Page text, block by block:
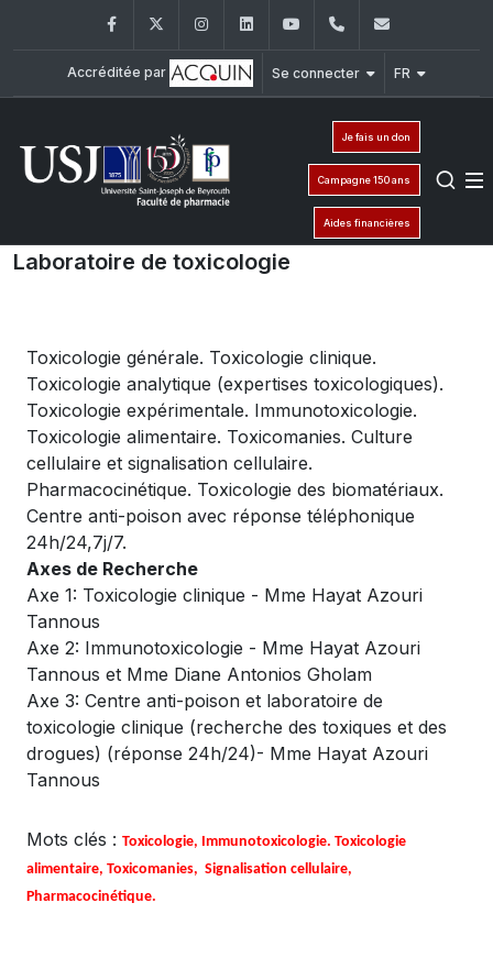
FacebookTwitter InstagramLinkedInYouTube+961 (1) 421 259
Accréditée par Se connecter FR
Je fais un don
Campagne 150 ans
Aides financières
Laboratoire de toxicologie
Toxicologie générale. Toxicologie clinique.
Toxicologie analytique (expertises toxicologiques).
Toxicologie expérimentale. Immunotoxicologie.
Toxicologie alimentaire. Toxicomanies. Culture
cellulaire et signalisation cellulaire.
Pharmacocinétique. Toxicologie des biomatériaux.
Centre anti-poison avec réponse téléphonique
24h/24,7j/7.
Axes de Recherche
Axe 1: Toxicologie clinique - Mme Hayat Azouri
Tannous
Axe 2: Immunotoxicologie - Mme Hayat Azouri
Tannous et Mme Diane Antonios Gholam
Axe 3: Centre anti-poison et laboratoire de
toxicologie clinique (recherche des toxiques et des
drogues) (réponse 24h/24)- Mme Hayat Azouri
Tannous
Mots clés : Toxicologie, Immunotoxicologie. Toxicologie
alimentaire, Toxicomanies, Signalisation cellulaire,
Pharmacocinétique.